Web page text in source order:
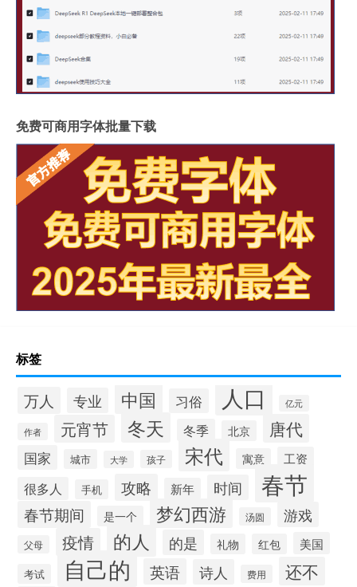
免费可商用字体批量下载
标签
万人 专业 中国 习俗 人口 亿元
作者 元宵节 冬天 冬季 北京 唐代
国家 城市 大学 孩子 宋代 寓意 工资
很多人 手机 攻略 新年 时间 春节
春节期间 是一个 梦幻西游 汤圆 游戏
父母 疫情 的人 的是 礼物 红包 美国
考试 自己的 英语 诗人 费用 还不